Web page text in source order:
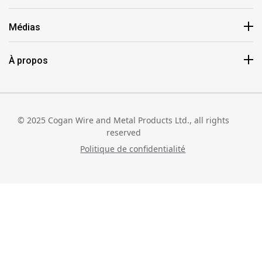
Médias
À propos
© 2025 Cogan Wire and Metal Products Ltd., all rights
reserved
Politique de confidentialité